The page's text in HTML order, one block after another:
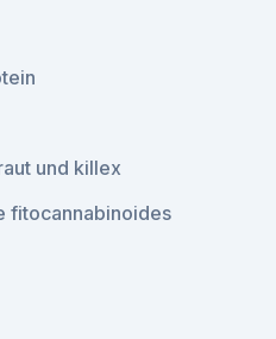
und killex
fitocannabinoides